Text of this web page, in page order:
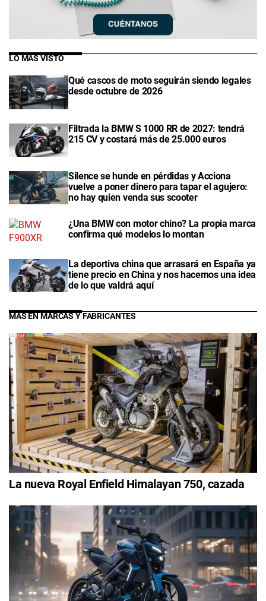
LO MÁS VISTO
Qué cascos de moto seguirán siendo legales
desde octubre de 2026
Filtrada la BMW S 1000 RR de 2027: tendrá
215 CV y costará más de 25.000 euros
Silence se hunde en pérdidas y Acciona
vuelve a poner dinero para tapar el agujero:
no hay quien venda sus scooter
¿Una BMW con motor chino? La propia marca
confirma qué modelos lo montan
La deportiva china que arrasará en España ya
tiene precio en China y nos hacemos una idea
de lo que valdrá aquí
MÁS EN MARCAS Y FABRICANTES
La nueva Royal Enfield Himalayan 750, cazada